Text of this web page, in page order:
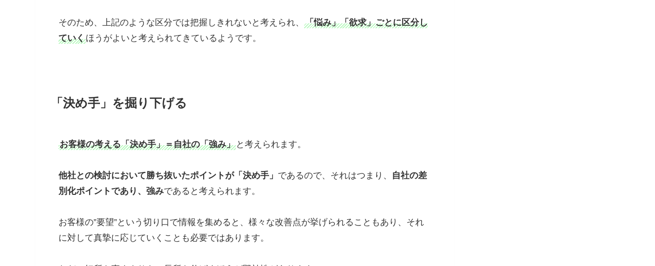
そのため、上記のような区分では把握しきれないと考えられ、 「悩み」「欲求」ごとに区分し
ていくほうがよいと考えられてきているようです。
「決め手」を掘り下げる
お客様の考える「決め手」＝自社の「強み」 と考えられます。
他社との検討において勝ち抜いたポイントが「決め手」 であるので、それはつまり、 自社の差
別化ポイントであり、強みであると考えられます。
お客様の”要望”という切り口で情報を集めると、様々な改善点が挙げられることもあり、それ
に対して真摯に応じていくことも必要ではあります。